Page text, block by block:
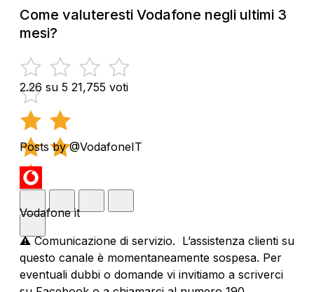
Come valuteresti Vodafone negli ultimi 3
mesi?
2.26 su 5 21,755 voti
Posts by @VodafoneIT
Vodafone it
⚠️ Comunicazione di servizio. L’assistenza clienti su
questo canale è momentaneamente sospesa. Per
eventuali dubbi o domande vi invitiamo a scriverci